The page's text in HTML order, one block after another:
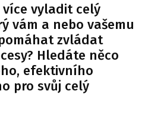
vyladit celý
vám a nebo vašemu
zvládat
Hledáte něco
efektivního
pro svůj celý